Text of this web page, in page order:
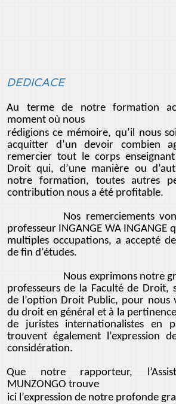
DEDICACE
Au terme de notre formation
moment où nous
rédigions ce mémoire, qu’il nous
acquitter d’un devoir combien
remercier tout le corps
Droit qui, d’une manière ou
notre formation, toutes autres
contribution nous a été profitable.
Nos remerciements
professeur INGANGE WA INGANGE
multiples occupations, a accepté
de fin d’études.
Nous exprimons notre
professeurs de la Faculté de Droit,
de l’option Droit Public, pour
du droit en général et à la
de juristes internationalistes en
trouvent également l’expression
considération.
Que notre rapporteur,
MUNZONGO trouve
ici l’expression de notre profonde